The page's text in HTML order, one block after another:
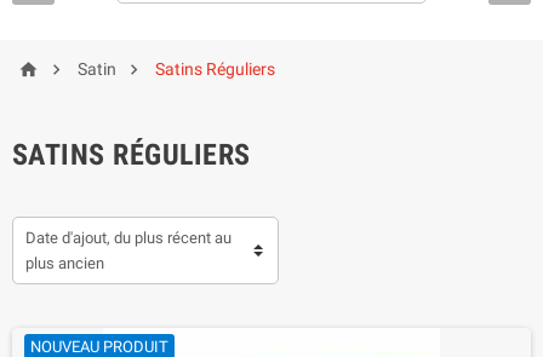
  Satin  Satins Réguliers
SATINS RÉGULIERS
Date d'ajout, du plus récent au
plus ancien
NOUVEAU PRODUIT